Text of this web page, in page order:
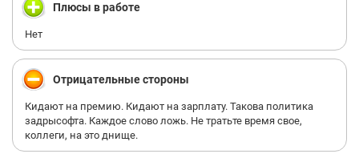
Плюсы в работе
Нет
Отрицательные стороны
Кидают на премию. Кидают на зарплату. Такова политика
задрысофта. Каждое слово ложь. Не тратьте время свое,
коллеги, на это днище.